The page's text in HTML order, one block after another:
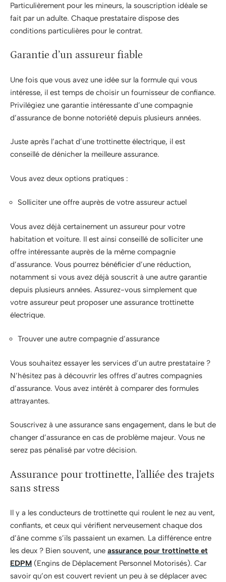
Particulièrement pour les mineurs, la souscription idéale se
fait par un adulte. Chaque prestataire dispose des
conditions particulières pour le contrat.
Garantie d’un assureur fiable
Une fois que vous avez une idée sur la formule qui vous
intéresse, il est temps de choisir un fournisseur de confiance.
Privilégiez une garantie intéressante d’une compagnie
d’assurance de bonne notoriété depuis plusieurs années.
Juste après l’achat d’une trottinette électrique, il est
conseillé de dénicher la meilleure assurance.
Vous avez deux options pratiques :
Solliciter une offre auprès de votre assureur actuel
Vous avez déjà certainement un assureur pour votre
habitation et voiture. Il est ainsi conseillé de solliciter une
offre intéressante auprès de la même compagnie
d’assurance. Vous pourrez bénéficier d’une réduction,
notamment si vous avez déjà souscrit à une autre garantie
depuis plusieurs années. Assurez-vous simplement que
votre assureur peut proposer une assurance trottinette
électrique.
Trouver une autre compagnie d’assurance
Vous souhaitez essayer les services d’un autre prestataire ?
N’hésitez pas à découvrir les offres d’autres compagnies
d’assurance. Vous avez intérêt à comparer des formules
attrayantes.
Souscrivez à une assurance sans engagement, dans le but de
changer d’assurance en cas de problème majeur. Vous ne
serez pas pénalisé par votre décision.
Assurance pour trottinette, l’alliée des trajets
sans stress
Il y a les conducteurs de trottinette qui roulent le nez au vent,
confiants, et ceux qui vérifient nerveusement chaque dos
d’âne comme s’ils passaient un examen. La différence entre
les deux ? Bien souvent, une assurance pour trottinette et
EDPM (Engins de Déplacement Personnel Motorisés). Car
savoir qu’on est couvert revient un peu à se déplacer avec